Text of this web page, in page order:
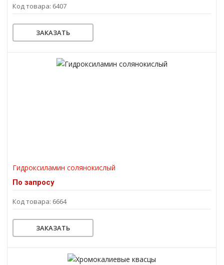
Код товара: 6407
ЗАКАЗАТЬ
Гидроксиламин солянокислый
По запросу
Код товара: 6664
ЗАКАЗАТЬ